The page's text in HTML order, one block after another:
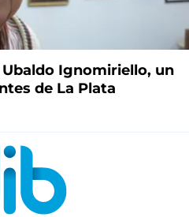
Ignomiriello, un
de La Plata